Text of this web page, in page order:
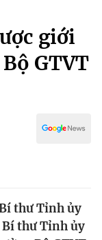
giới
GTVT
thư Tỉnh ủy
thư Tỉnh ủy